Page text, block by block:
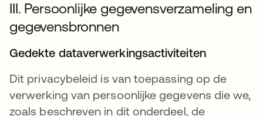
III. Persoonlijke gegevensverzameling en
gegevensbronnen
Gedekte dataverwerkingsactiviteiten
Dit privacybeleid is van toepassing op de
verwerking van persoonlijke gegevens die we,
zoals beschreven in dit onderdeel, de